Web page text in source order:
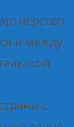
и между
с